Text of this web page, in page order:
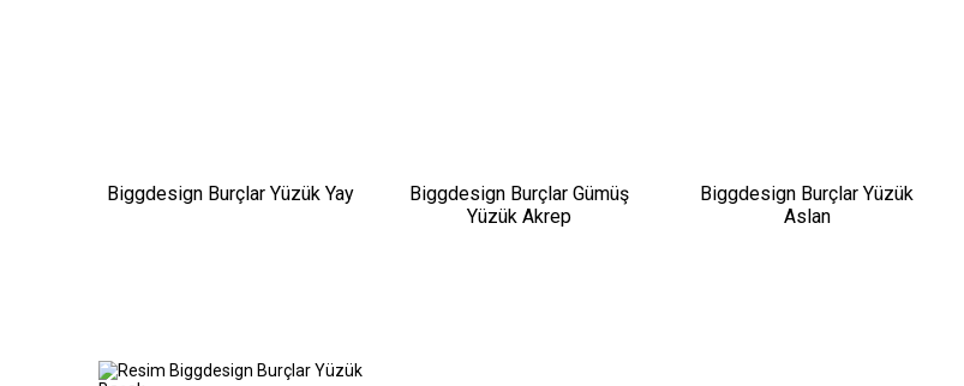
Biggdesign Burçlar Yüzük Yay
Biggdesign Burçlar Gümüş
Yüzük Akrep
Biggdesign Burçlar Yüzük
Aslan